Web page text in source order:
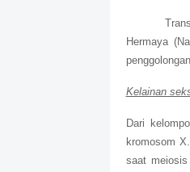
Hermaya
Kelainan
Dari
kromosom
saat